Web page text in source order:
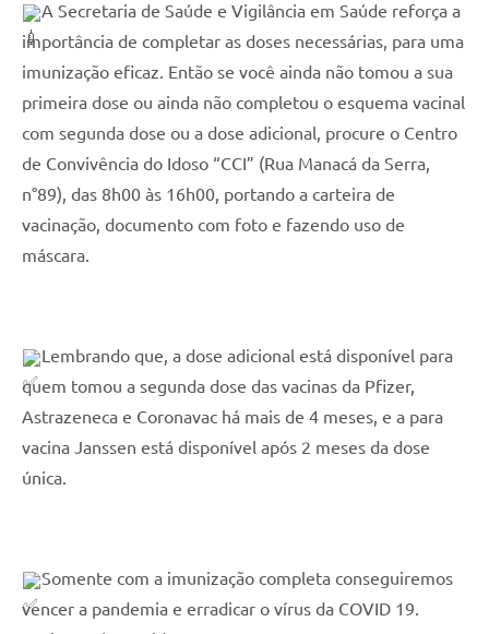
A Secretaria de Saúde e Vigilância em Saúde reforça a
importância de completar as doses necessárias, para uma
imunização eficaz. Então se você ainda não tomou a sua
primeira dose ou ainda não completou o esquema vacinal
com segunda dose ou a dose adicional, procure o Centro
de Convivência do Idoso “CCI” (Rua Manacá da Serra,
n°89), das 8h00 às 16h00, portando a carteira de
vacinação, documento com foto e fazendo uso de
máscara.
Lembrando que, a dose adicional está disponível para
quem tomou a segunda dose das vacinas da Pfizer,
Astrazeneca e Coronavac há mais de 4 meses, e a para
vacina Janssen está disponível após 2 meses da dose
única.
Somente com a imunização completa conseguiremos
vencer a pandemia e erradicar o vírus da COVID 19.